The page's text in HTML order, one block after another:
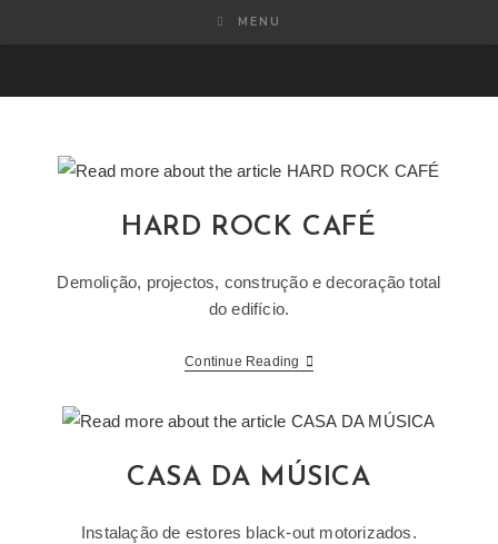
MENU
HARD ROCK CAFÉ
Demolição, projectos, construção e decoração total
do edifício.
Continue Reading HARD
CASA DA MÚSICA
Instalação de estores black-out motorizados.